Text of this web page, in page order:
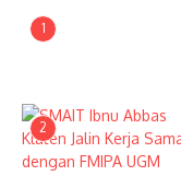
1
2